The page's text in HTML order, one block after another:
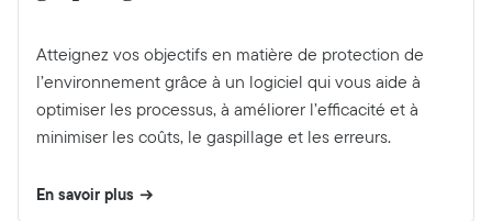
Atteignez vos objectifs en matière de protection de
l’environnement grâce à un logiciel qui vous aide à
optimiser les processus, à améliorer l’efficacité et à
minimiser les coûts, le gaspillage et les erreurs.
En savoir plus